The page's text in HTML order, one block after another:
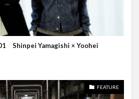
Shinpei Yamagishi × Yoohei
FEATURE